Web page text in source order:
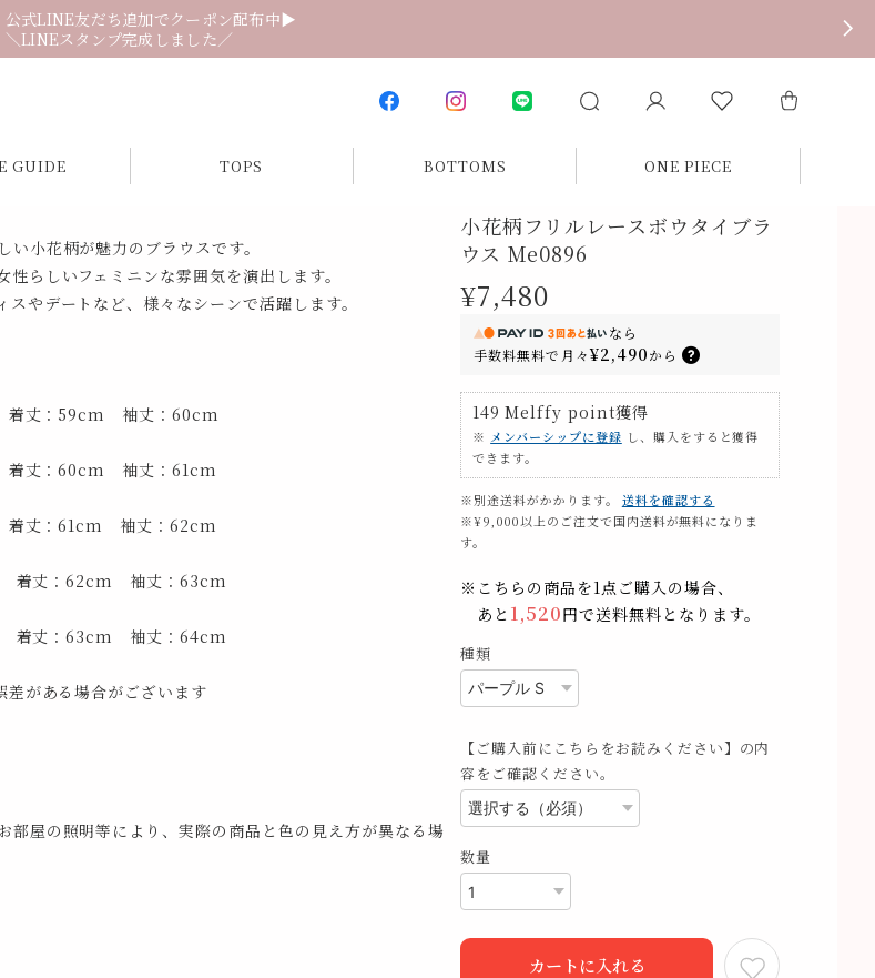
公式LINE友だち追加でクーポン配布中▶
＼LINEスタンプ完成しました／
GUIDE TOPS BOTTOMS ONE PIECE
小花柄が魅力のブラウスです。
らしいフェミニンな雰囲気を演出します。
やデートなど、様々なシーンで活躍します。
丈：59cm 袖丈：60cm
丈：60cm 袖丈：61cm
丈：61cm 袖丈：62cm
着丈：62cm 袖丈：63cm
着丈：63cm 袖丈：64cm
がある場合がございます
部屋の照明等により、実際の商品と色の見え方が異なる場
小花柄フリルレースボウタイブラ
ウス Me0896
¥7,480
なら
手数料無料で 月々¥2,490から
149 Melffy point獲得
※ メンバーシップに登録 し、購入をすると獲得
できます。
※別途送料がかかります。
送料を確認する
※¥9,000以上のご注文で国内送料が無料になりま
す。
※こちらの商品を1点ご購入の場合、
あと 1,520円で送料無料となります。
種類
【ご購入前にこちらをお読みください】の内
容をご確認ください。
数量
カートに入れる